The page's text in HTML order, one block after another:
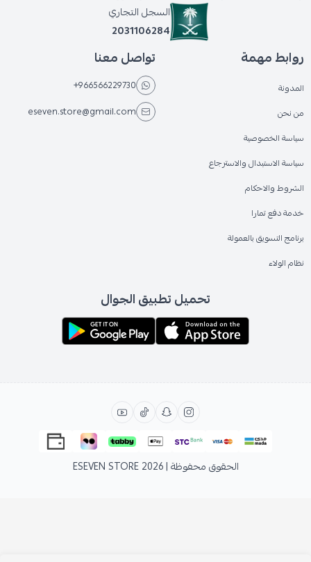
السجل التجاري
2031106284
روابط مهمة
المدونة
من نحن
سياسة الخصوصية
سياسة الاستبدال والاسترجاع
الشروط والاحكام
خدمة دفع تمارا
برنامج التسويق بالعمولة
نظام الولاء
تواصل معنا
+966566229730
eseven.store@gmail.com
تحميل تطبيق الجوال
الحقوق محفوظة | 2026 ESEVEN STORE